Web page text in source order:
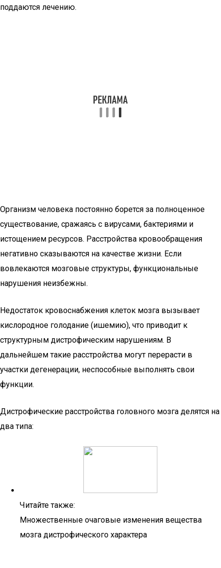
поддаются лечению.
Организм человека постоянно борется за полноценное
существование, сражаясь с вирусами, бактериями и
истощением ресурсов. Расстройства кровообращения
негативно сказываются на качестве жизни. Если
вовлекаются мозговые структуры, функциональные
нарушения неизбежны.
Недостаток кровоснабжения клеток мозга вызывает
кислородное голодание (ишемию), что приводит к
структурным дистрофическим нарушениям. В
дальнейшем такие расстройства могут перерасти в
участки дегенерации, неспособные выполнять свои
функции.
Дистрофические расстройства головного мозга делятся на
два типа:
Читайте также:
Множественные очаговые изменения вещества
мозга дистрофического характера